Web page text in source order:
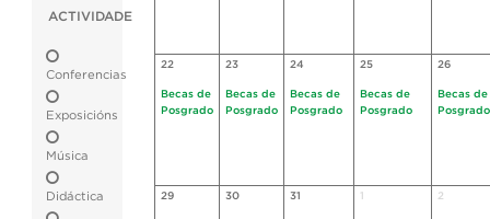
ACTIVIDADE
Conferencias
Exposicións
Música
Didáctica
22
Becas de
Posgrado
23
Becas de
Posgrado
24
Becas de
Posgrado
25
Becas de
Posgrado
26
Becas de
Posgrado
29 30 31 2